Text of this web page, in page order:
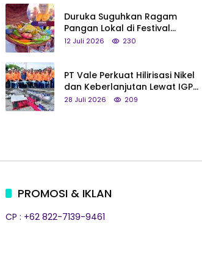
Duruka Suguhkan Ragam
Pangan Lokal di Festival
Liangkobhori, Dari Umbi Rebus
12 Juli 2026 230
PT Vale Perkuat Hilirisasi Nikel
dan Keberlanjutan Lewat IGP
Morowali
28 Juli 2026 209
PROMOSI & IKLAN
CP : +62 822-7139-9461